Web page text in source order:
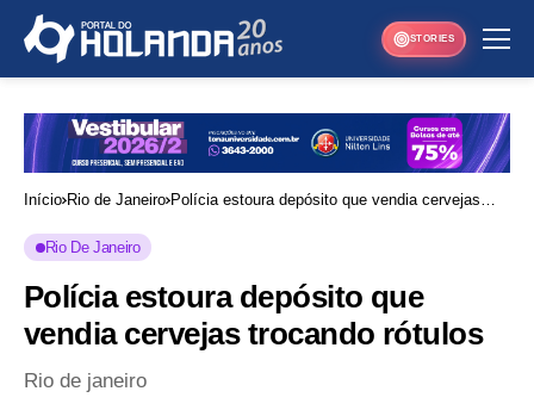
STORIES
Início Rio de Janeiro Polícia estoura depósito que vendia cervejas
Rio De Janeiro
Polícia estoura depósito que
vendia cervejas trocando rótulos
Rio de janeiro